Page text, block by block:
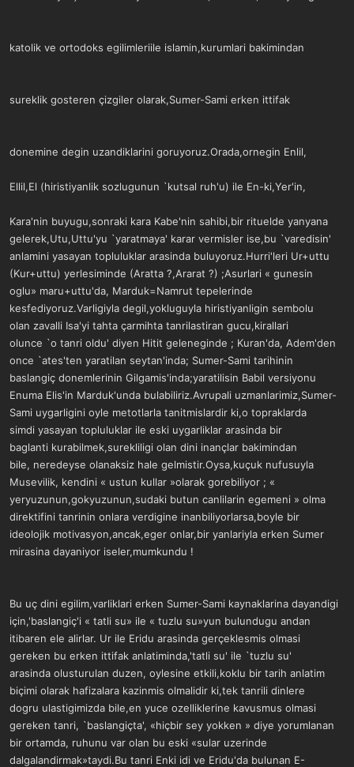
katolik ve ortodoks egilimleriile islamin,kurumlari bakimindan
sureklik gosteren çizgiler olarak,Sumer-Sami erken ittifak
donemine degin uzandiklarini goruyoruz.Orada,ornegin Enlil,
Ellil,El (hiristiyanlik sozlugunun `kutsal ruh'u) ile En-ki,Yer'in,
Kara'nin buyugu,sonraki kara Kabe'nin sahibi,bir rituelde yanyana
gelerek,Utu,Uttu'yu `yaratmaya' karar vermisler ise,bu `varedisin'
anlamini yasayan topluluklar arasinda buluyoruz.Hurri'leri Ur+uttu
(Kur+uttu) yerlesiminde (Aratta ?,Ararat ?) ;Asurlari « gunesin
oglu» maru+uttu'da, Marduk=Namrut tepelerinde
kesfediyoruz.Varligiyla degil,yokluguyla hiristiyanligin sembolu
olan zavalli Isa'yi tahta çarmihta tanrilastiran gucu,kirallari
olunce `o tanri oldu' diyen Hitit geleneginde ; Kuran'da, Adem'den
once `ates'ten yaratilan seytan'inda; Sumer-Sami tarihinin
baslangiç donemlerinin Gilgamis'inda;yaratilisin Babil versiyonu
Enuma Elis'in Marduk'unda bulabiliriz.Avrupali uzmanlarimiz,Sumer-
Sami uygarligini oyle metotlarla tanitmislardir ki,o topraklarda
simdi yasayan topluluklar ile eski uygarliklar arasinda bir
baglanti kurabilmek,surekliligi olan dini inançlar bakimindan
bile, neredeyse olanaksiz hale gelmistir.Oysa,kuçuk nufusuyla
Musevilik, kendini « ustun kullar »olarak gorebiliyor ; «
yeryuzunun,gokyuzunun,sudaki butun canlilarin egemeni » olma
direktifini tanrinin onlara verdigine inanbiliyorlarsa,boyle bir
ideolojik motivasyon,ancak,eger onlar,bir yanlariyla erken Sumer
mirasina dayaniyor iseler,mumkundu !
Bu uç dini egilim,varliklari erken Sumer-Sami kaynaklarina dayandigi
için,'baslangiç'i « tatli su» ile « tuzlu su»yun bulundugu andan
itibaren ele alirlar. Ur ile Eridu arasinda gerçeklesmis olmasi
gereken bu erken ittifak anlatiminda,'tatli su' ile `tuzlu su'
arasinda olusturulan duzen, oylesine etkili,koklu bir tarih anlatim
biçimi olarak hafizalara kazinmis olmalidir ki,tek tanrili dinlere
dogru ulastigimizda bile,en yuce ozelliklerine kavusmus olmasi
gereken tanri, `baslangiçta', «hiçbir sey yokken » diye yorumlanan
bir ortamda, ruhunu var olan bu eski «sular uzerinde
dalgalandirmak»taydi.Bu tanri Enki idi ve Eridu'da bulunan E-